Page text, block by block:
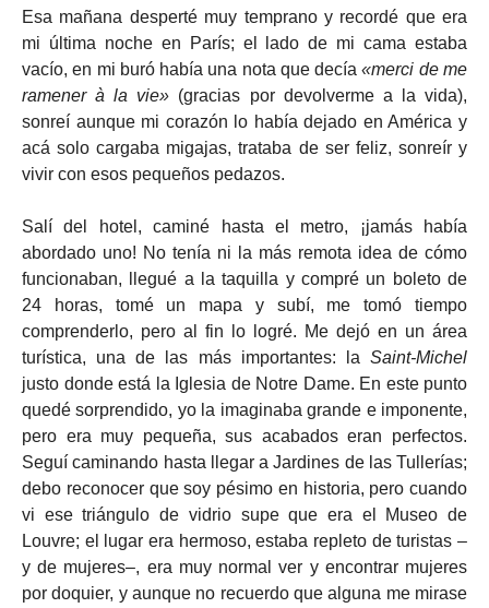
Esa mañana desperté muy temprano y recordé que era
mi última noche en París; el lado de mi cama estaba
vacío, en mi buró había una nota que decía«merci de me
ramener à la vie» (gracias por devolverme a la vida),
sonreí aunque mi corazón lo había dejado en América y
acá solo cargaba migajas, trataba de ser feliz, sonreír y
vivir con esos pequeños pedazos.
Salí del hotel, caminé hasta el metro, ¡jamás había
abordado uno! No tenía ni la más remota idea de cómo
funcionaban, llegué a la taquilla y compré un boleto de
24 horas, tomé un mapa y subí, me tomó tiempo
comprenderlo, pero al fin lo logré. Me dejó en un área
turística, una de las más importantes: la Saint-Michel
justo donde está la Iglesia de Notre Dame. En este punto
quedé sorprendido, yo la imaginaba grande e imponente,
pero era muy pequeña, sus acabados eran perfectos.
Seguí caminando hasta llegar a Jardines de las Tullerías;
debo reconocer que soy pésimo en historia, pero cuando
vi ese triángulo de vidrio supe que era el Museo de
Louvre; el lugar era hermoso, estaba repleto de turistas –
y de mujeres–, era muy normal ver y encontrar mujeres
por doquier, y aunque no recuerdo que alguna me mirase